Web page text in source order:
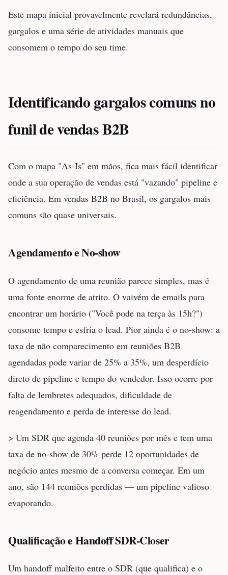
Este mapa inicial provavelmente revelará redundâncias,
gargalos e uma série de atividades manuais que
consomem o tempo do seu time.
Identificando gargalos comuns no
funil de vendas B2B
Com o mapa "As-Is" em mãos, fica mais fácil identificar
onde a sua operação de vendas está "vazando" pipeline e
eficiência. Em vendas B2B no Brasil, os gargalos mais
comuns são quase universais.
Agendamento e No-show
O agendamento de uma reunião parece simples, mas é
uma fonte enorme de atrito. O vaivém de emails para
encontrar um horário ("Você pode na terça às 15h?")
consome tempo e esfria o lead. Pior ainda é o no-show: a
taxa de não comparecimento em reuniões B2B
agendadas pode variar de 25% a 35%, um desperdício
direto de pipeline e tempo do vendedor. Isso ocorre por
falta de lembretes adequados, dificuldade de
reagendamento e perda de interesse do lead.
> Um SDR que agenda 40 reuniões por mês e tem uma
taxa de no-show de 30% perde 12 oportunidades de
negócio antes mesmo de a conversa começar. Em um
ano, são 144 reuniões perdidas — um pipeline valioso
evaporando.
Qualificação e Handoff SDR-Closer
Um handoff malfeito entre o SDR (que qualifica) e o